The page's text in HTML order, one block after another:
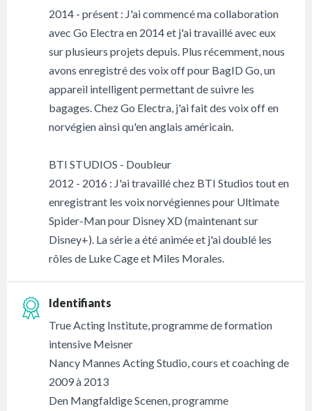
2014 - présent : J'ai commencé ma collaboration
avec Go Electra en 2014 et j'ai travaillé avec eux
sur plusieurs projets depuis. Plus récemment, nous
avons enregistré des voix off pour BagID Go, un
appareil intelligent permettant de suivre les
bagages. Chez Go Electra, j'ai fait des voix off en
norvégien ainsi qu'en anglais américain.
BTI STUDIOS - Doubleur
2012 - 2016 : J'ai travaillé chez BTI Studios tout en
enregistrant les voix norvégiennes pour Ultimate
Spider-Man pour Disney XD (maintenant sur
Disney+). La série a été animée et j'ai doublé les
rôles de Luke Cage et Miles Morales.
Identifiants
True Acting Institute, programme de formation
intensive Meisner
Nancy Mannes Acting Studio, cours et coaching de
2009 à 2013
Den Mangfaldige Scenen, programme